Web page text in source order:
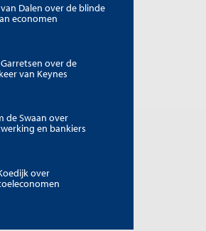
Dalen over de blinde
economen
over de
van Keynes
de Swaan over
en bankiers
over